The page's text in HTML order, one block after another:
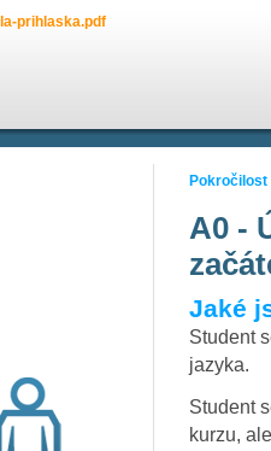
prihlaska.pdf
Pokročilost
A0 -
Jaké
Student
jazyka.
Student
kurzu,